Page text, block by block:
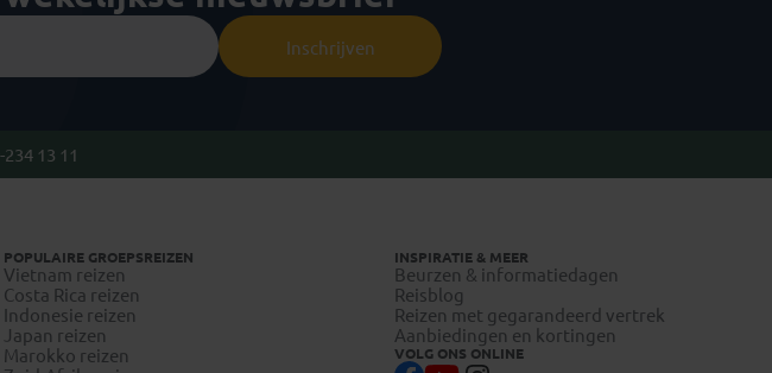
Inschrijven
13 11
POPULAIRE GROEPSREIZEN
Vietnam reizen
Costa Rica reizen
Indonesie reizen
Japan reizen
Marokko reizen
INSPIRATIE & MEER
Beurzen & informatiedagen
Reisblog
Reizen met gegarandeerd vertrek
Aanbiedingen en kortingen
VOLG ONS ONLINE